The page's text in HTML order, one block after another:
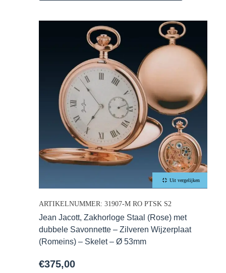
Uit vergelijken
ARTIKELNUMMER: 31907-M RO PTSK S2
Jean Jacott, Zakhorloge Staal (Rose) met
dubbele Savonnette – Zilveren Wijzerplaat
(Romeins) – Skelet – Ø 53mm
€375,00